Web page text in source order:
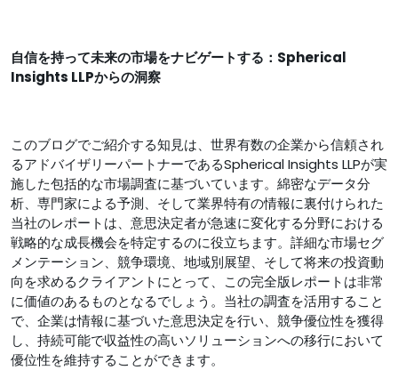
自信を持って未来の市場をナビゲートする：Spherical
Insights LLPからの洞察
このブログでご紹介する知見は、世界有数の企業から信頼され
るアドバイザリーパートナーであるSpherical Insights LLPが実
施した包括的な市場調査に基づいています。綿密なデータ分
析、専門家による予測、そして業界特有の情報に裏付けられた
当社のレポートは、意思決定者が急速に変化する分野における
戦略的な成長機会を特定するのに役立ちます。詳細な市場セグ
メンテーション、競争環境、地域別展望、そして将来の投資動
向を求めるクライアントにとって、この完全版レポートは非​​常
に価値のあるものとなるでしょう。当社の調査を活用すること
で、企業は情報に基づいた意思決定を行い、競争優位性を獲得
し、持続可能で収益性の高いソリューションへの移行において
優位性を維持することができます。